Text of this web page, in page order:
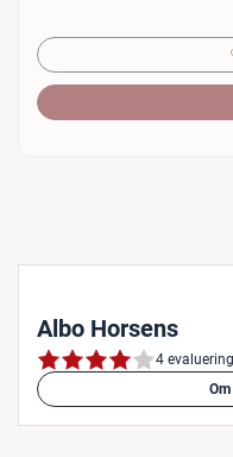
Albo Horsens
4